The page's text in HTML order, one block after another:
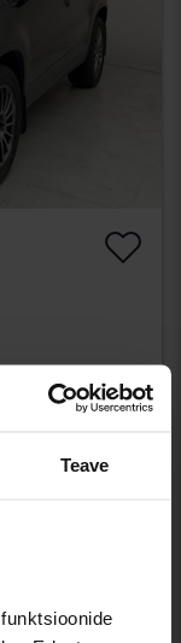
Teave
21 500 SEK